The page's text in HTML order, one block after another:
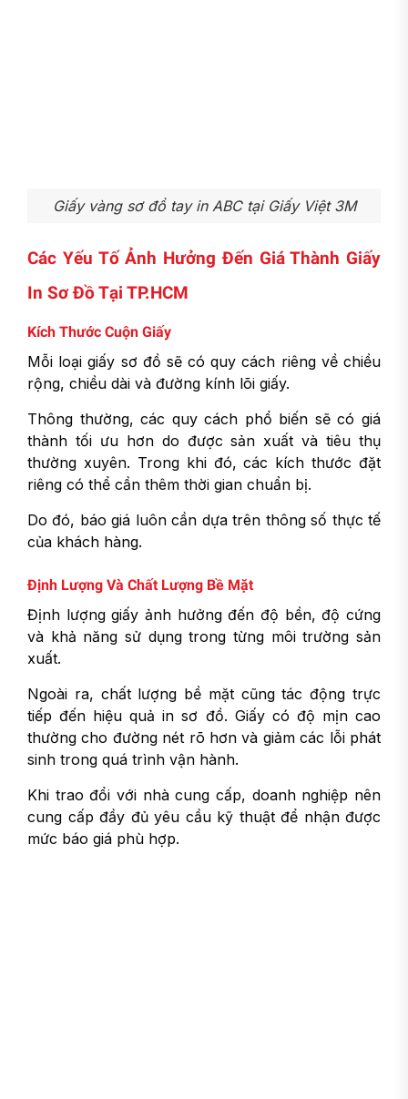
Giấy vàng sơ đồ tay in ABC tại Giấy Việt 3M
Các Yếu Tố Ảnh Hưởng Đến Giá Thành Giấy
In Sơ Đồ Tại TP.HCM
Kích Thước Cuộn Giấy
Mỗi loại giấy sơ đồ sẽ có quy cách riêng về chiều
rộng, chiều dài và đường kính lõi giấy.
Thông thường, các quy cách phổ biến sẽ có giá
thành tối ưu hơn do được sản xuất và tiêu thụ
thường xuyên. Trong khi đó, các kích thước đặt
riêng có thể cần thêm thời gian chuẩn bị.
Do đó, báo giá luôn cần dựa trên thông số thực tế
của khách hàng.
Định Lượng Và Chất Lượng Bề Mặt
Định lượng giấy ảnh hưởng đến độ bền, độ cứng
và khả năng sử dụng trong từng môi trường sản
xuất.
Ngoài ra, chất lượng bề mặt cũng tác động trực
tiếp đến hiệu quả in sơ đồ. Giấy có độ mịn cao
thường cho đường nét rõ hơn và giảm các lỗi phát
sinh trong quá trình vận hành.
Khi trao đổi với nhà cung cấp, doanh nghiệp nên
cung cấp đầy đủ yêu cầu kỹ thuật để nhận được
mức báo giá phù hợp.